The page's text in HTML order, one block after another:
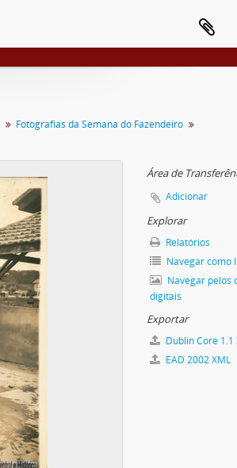
Fotografias da Semana do Fazendeiro
Área de
Adicionar
Explorar
Relatórios
Navegar como
Navegar pelos
digitais
Exportar
Dublin Core 1.1
EAD 2002 XML